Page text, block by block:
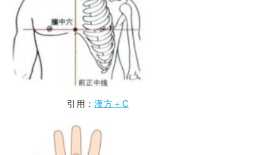
公共職業訓練
保育士養成科
介護福祉士養成科
寄付金のご案内
よくあるご質問
引用：漢方＋C